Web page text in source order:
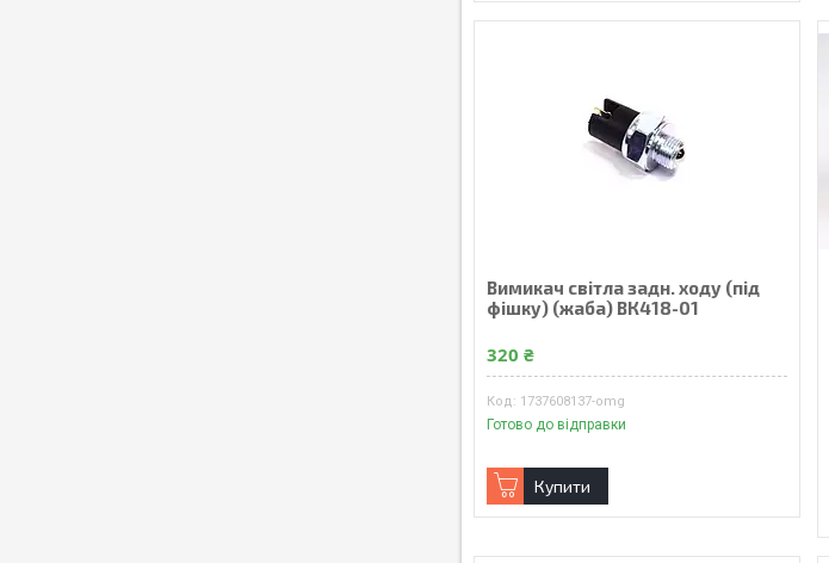
Вимикач світла задн. ходу (під
фішку) (жаба) ВК418-01
320 ₴
1737608137-omg
Готово до відправки
Купити